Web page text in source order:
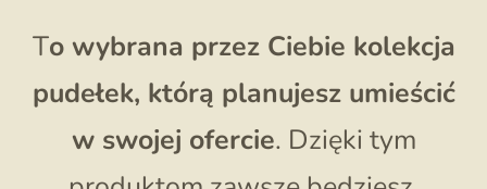
To wybrana przez Ciebie kolekcja
pudełek, którą planujesz umieścić
w swojej ofercie. Dzięki tym